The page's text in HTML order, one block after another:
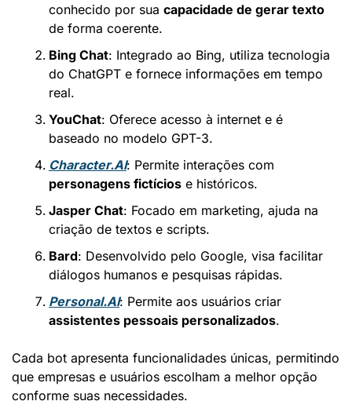
conhecido por sua capacidade de gerar texto
de forma coerente.
Bing Chat: Integrado ao Bing, utiliza tecnologia
do ChatGPT e fornece informações em tempo
real.
YouChat: Oferece acesso à internet e é
baseado no modelo GPT-3.
Character.AI
personagens fictícios e históricos.
Jasper Chat: Focado em marketing, ajuda na
criação de textos e scripts.
Bard: Desenvolvido pelo Google, visa facilitar
diálogos humanos e pesquisas rápidas.
Personal.AI
assistentes pessoais personalizados.
Cada bot apresenta funcionalidades únicas, permitindo
que empresas e usuários escolham a melhor opção
conforme suas necessidades.